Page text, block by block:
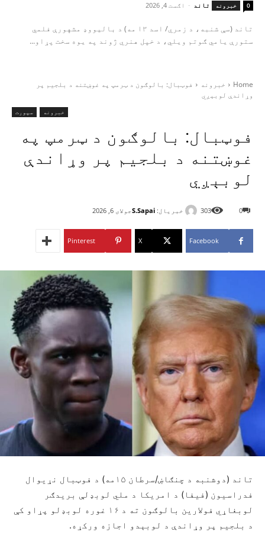
خبرونه تاند - اګست 4, 2026 0
تاند (سې شنبه، د زمري/ اسد ۱۳ مه) د بالیووډ مشهورې فلمي
ستورې یامي ګوتم ویلي، د خپل هنري ژوند په یوه سخت پړاو...